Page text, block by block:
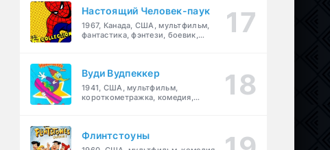
Настоящий Человек-паук
1967, Канада, США, мультфильм,
фантастика, фэнтези, боевик,
Вуди Вудпеккер
1941, США, мультфильм,
короткометражка, комедия,
Флинтстоуны